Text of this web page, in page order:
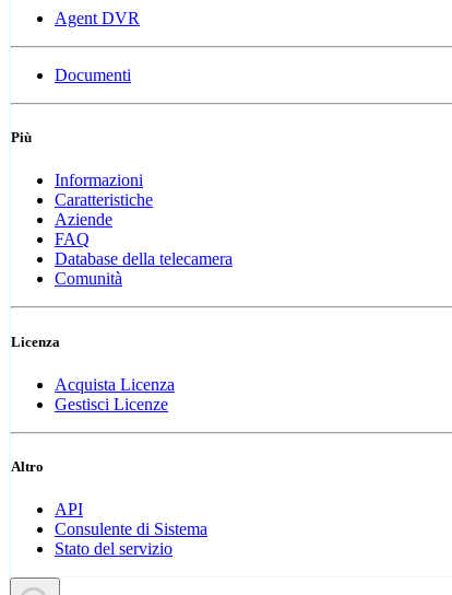
Agent DVR
Documenti
Più
Informazioni
Caratteristiche
Aziende
FAQ
Database della telecamera
Comunità
Licenza
Acquista Licenza
Gestisci Licenze
Altro
API
Consulente di Sistema
Stato del servizio